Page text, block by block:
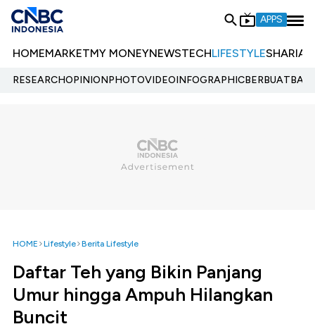
APPS
HOMEMARKETMY MONEYNEWSTECHLIFESTYLESHARIA
RESEARCHOPINIONPHOTOVIDEOINFOGRAPHIC
HOME Lifestyle Berita Lifestyle
Daftar Teh yang Bikin Panjang
Umur hingga Ampuh Hilangkan
Buncit